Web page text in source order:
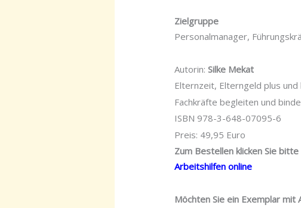
Zielgruppe
Personalmanager,
Autorin:Silke Mekat
Elternzeit, Elterngeld plus
Fachkräfte begleiten und
ISBN 978-3-648-07095-6
Preis: 49,95 Euro
Zum Bestellen klicken Sie
Arbeitshilfen online
Möchten Sie ein Exemplar